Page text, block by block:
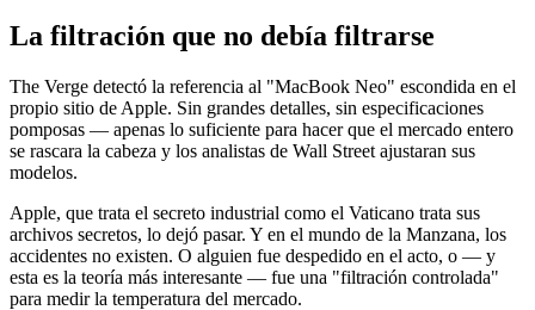
La filtración que no debía filtrarse
The Verge detectó la referencia al "MacBook Neo" escondida en el
propio sitio de Apple. Sin grandes detalles, sin especificaciones
pomposas — apenas lo suficiente para hacer que el mercado entero
se rascara la cabeza y los analistas de Wall Street ajustaran sus
modelos.
Apple, que trata el secreto industrial como el Vaticano trata sus
archivos secretos, lo dejó pasar. Y en el mundo de la Manzana, los
accidentes no existen. O alguien fue despedido en el acto, o — y
esta es la teoría más interesante — fue una "filtración controlada"
para medir la temperatura del mercado.